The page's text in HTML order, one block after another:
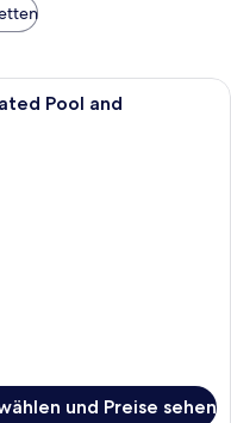
Pool mit gefliestem
Pool and
und Preise sehen